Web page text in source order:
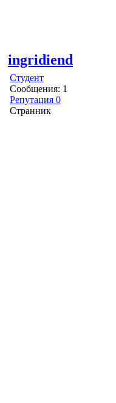
ingridiend
Студент
Сообщения: 1
Репутация 0
Странник